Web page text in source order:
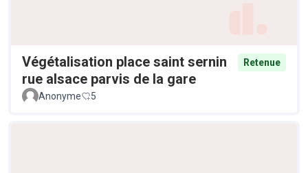
Végétalisation place saint sernin
rue alsace parvis de la gare
Retenue
Anonyme 5